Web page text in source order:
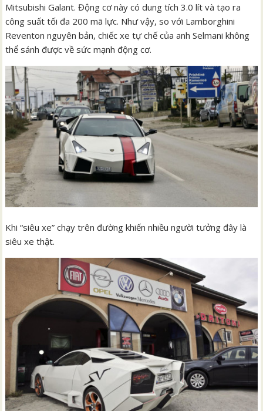
Mitsubishi Galant. Động cơ này có dung tích 3.0 lít và tạo ra
công suất tối đa 200 mã lực. Như vậy, so với Lamborghini
Reventon nguyên bản, chiếc xe tự chế của anh Selmani không
thể sánh được về sức mạnh động cơ.
Khi “siêu xe” chạy trên đường khiến nhiều người tưởng đây là
siêu xe thật.